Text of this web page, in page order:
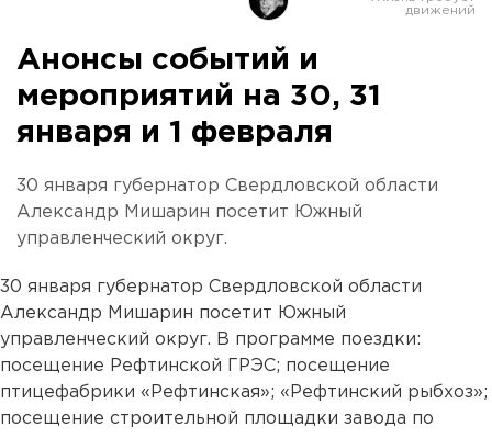
Анонсы событий и
мероприятий на 30, 31
января и 1 февраля
30 января губернатор Свердловской области
Александр Мишарин посетит Южный
управленческий округ.
30 января губернатор Свердловской области
Александр Мишарин посетит Южный
управленческий округ. В программе поездки:
посещение Рефтинской ГРЭС; посещение
птицефабрики «Рефтинская»; «Рефтинский рыбхоз»;
посещение строительной площадки завода по